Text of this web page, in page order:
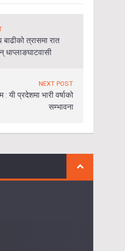
त्रासमा रात
NEXT POST
प्रदेशमा भारी वर्षाको
सम्भावना